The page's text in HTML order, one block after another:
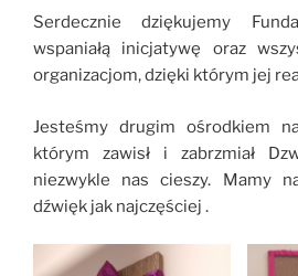
Serdecznie dziękujemy
wspaniałą inicjatywę oraz
organizacjom, dzięki którym jej
Jesteśmy drugim ośrodkiem
którym zawisł i zabrzmiał
niezwykle nas cieszy. Mamy
dźwięk jak najczęściej .